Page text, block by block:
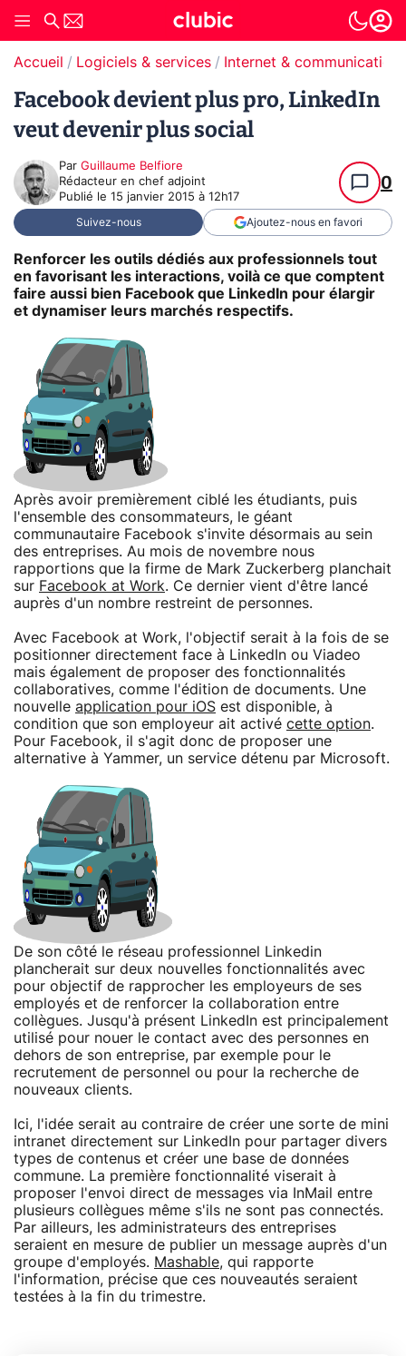
Accueil Logiciels & services Internet & communication
Facebook devient plus pro, LinkedIn
veut devenir plus social
Par Guillaume Belfiore
Rédacteur en chef adjoint
Publié le 15 janvier 2015 à 12h17
0
Suivez-nous Ajoutez-nous en favori
Renforcer les outils dédiés aux professionnels tout
en favorisant les interactions, voilà ce que comptent
faire aussi bien Facebook que LinkedIn pour élargir
et dynamiser leurs marchés respectifs.
Après avoir premièrement ciblé les étudiants, puis
l'ensemble des consommateurs, le géant
communautaire Facebook s'invite désormais au sein
des entreprises. Au mois de novembre nous
rapportions que la firme de Mark Zuckerberg planchait
sur Facebook at Work. Ce dernier vient d'être lancé
auprès d'un nombre restreint de personnes.
Avec Facebook at Work, l'objectif serait à la fois de se
positionner directement face à LinkedIn ou Viadeo
mais également de proposer des fonctionnalités
collaboratives, comme l'édition de documents. Une
nouvelle application pour iOS est disponible, à
condition que son employeur ait activé cette option.
Pour Facebook, il s'agit donc de proposer une
alternative à Yammer, un service détenu par Microsoft.
De son côté le réseau professionnel Linkedin
plancherait sur deux nouvelles fonctionnalités avec
pour objectif de rapprocher les employeurs de ses
employés et de renforcer la collaboration entre
collègues. Jusqu'à présent LinkedIn est principalement
utilisé pour nouer le contact avec des personnes en
dehors de son entreprise, par exemple pour le
recrutement de personnel ou pour la recherche de
nouveaux clients.
Ici, l'idée serait au contraire de créer une sorte de mini
intranet directement sur LinkedIn pour partager divers
types de contenus et créer une base de données
commune. La première fonctionnalité viserait à
proposer l'envoi direct de messages via InMail entre
plusieurs collègues même s'ils ne sont pas connectés.
Par ailleurs, les administrateurs des entreprises
seraient en mesure de publier un message auprès d'un
groupe d'employés. Mashable, qui rapporte
l'information, précise que ces nouveautés seraient
testées à la fin du trimestre.